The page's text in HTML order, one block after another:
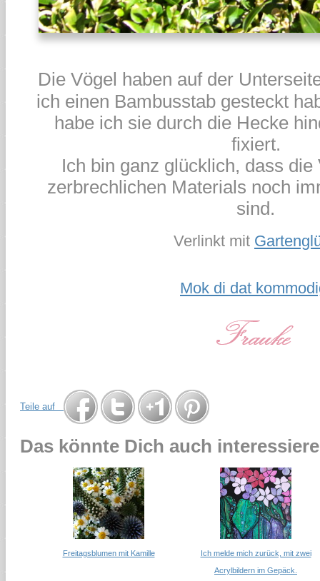
Die Vögel haben auf der
ich einen Bambusstab gesteckt
habe ich sie durch die Hecke
fixiert.
Ich bin ganz glücklich, dass
zerbrechlichen Materials noch
sind.
Verlinkt mit
Mok di dat
Teile auf
Das könnte Dich auch
Freitagsblumen mit Kamille
Ich melde mich zurück, mit zwei
Acrylbildern im Gepäck.